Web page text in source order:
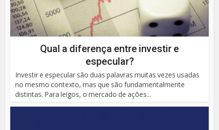
Qual a diferença entre investir e
especular?
Investir e especular são duas palavras muitas vezes usadas
no mesmo contexto, mas que são fundamentalmente
distintas. Para leigos, o mercado de ações...